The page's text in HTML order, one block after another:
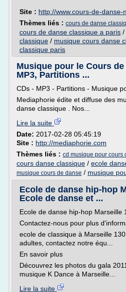
Site : http://www.cours-de-danse-
Thèmes liés : cours de danse
cours de danse classique a paris /
classique / musique cours danse
classique paris
Musique pour le Cours
MP3, Partitions ...
CDs - MP3 - Partitions - Musique
Mediaphorie édite et diffuse des
danse classique . Nos...
Lire la suite
Date: 2017-02-28 05:45:19
Site : http://mediaphorie.com
Thèmes liés : cd musique pour cours
cours danse classique / ecole
musique cours de danse / musique
Ecole de danse hip-hop
Ecole de danse et ...
Ecole de danse hip-hop Marseille
Contactez-nous pour plus
ecole de classique à Marseille
adultes, contactez notre équ...
En savoir plus
Découvrez les photos du gala
musique K Dance à Marseille...
Lire la suite